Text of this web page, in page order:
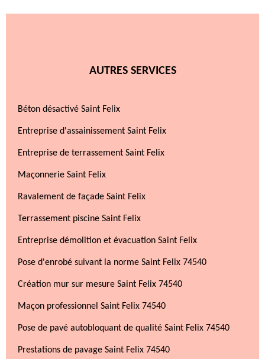
AUTRES SERVICES
Béton désactivé Saint Felix
Entreprise d'assainissement Saint Felix
Entreprise de terrassement Saint Felix
Maçonnerie Saint Felix
Ravalement de façade Saint Felix
Terrassement piscine Saint Felix
Entreprise démolition et évacuation Saint Felix
Pose d'enrobé suivant la norme Saint Felix 74540
Création mur sur mesure Saint Felix 74540
Maçon professionnel Saint Felix 74540
Pose de pavé autobloquant de qualité Saint Felix 74540
Prestations de pavage Saint Felix 74540